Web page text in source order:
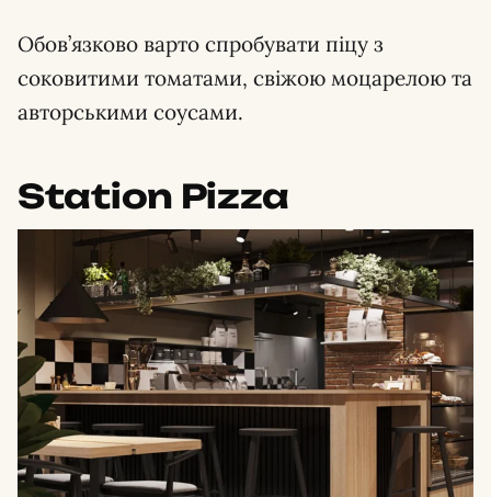
Обов’язково варто спробувати піцу з
соковитими томатами, свіжою моцарелою та
авторськими соусами.
Station Pizza